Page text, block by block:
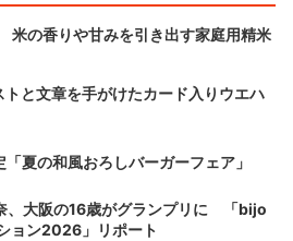
の香りや甘みを引き出す家庭用精米
と文章を手がけたカード入りウエハ
夏の和風おろしバーガーフェア」
、大阪の16歳がグランプリに 「bijo
ョン2026」リポート